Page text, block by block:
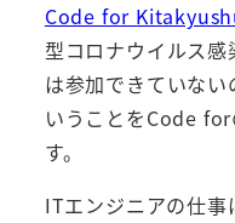
Code for
型コロナウイルス
は参加できていな
いうことをCode
す。
ITエンジニアの仕